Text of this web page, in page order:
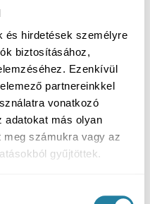
és hirdetések személyre
biztosításához,
Ezenkívül
partnereinkkel
vonatkozó
adatokat más olyan
meg számukra vagy az
gyűjtöttek.
legszebb,
fémmentes
akkor jó
gondolkodunk,
mellett.
nem önmagában